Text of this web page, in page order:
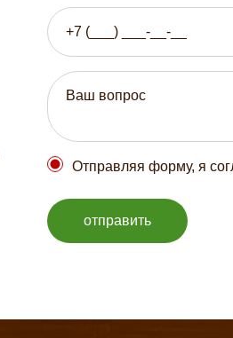
Отправляя форму, я
отправить